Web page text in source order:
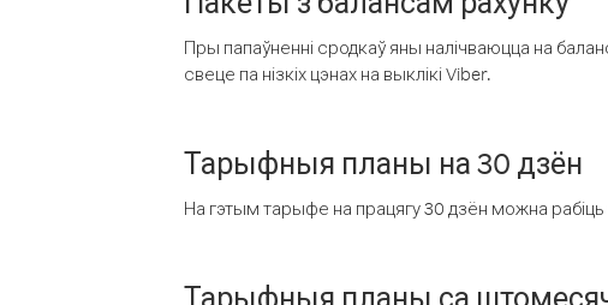
Пры папаўненні сродкаў яны налічваюцца на
свеце па нізкіх цэнах на выклікі Viber.
Тарыфныя планы на 30 дзён
На гэтым тарыфе на працягу 30 дзён можна рабіць
Тарыфныя планы са